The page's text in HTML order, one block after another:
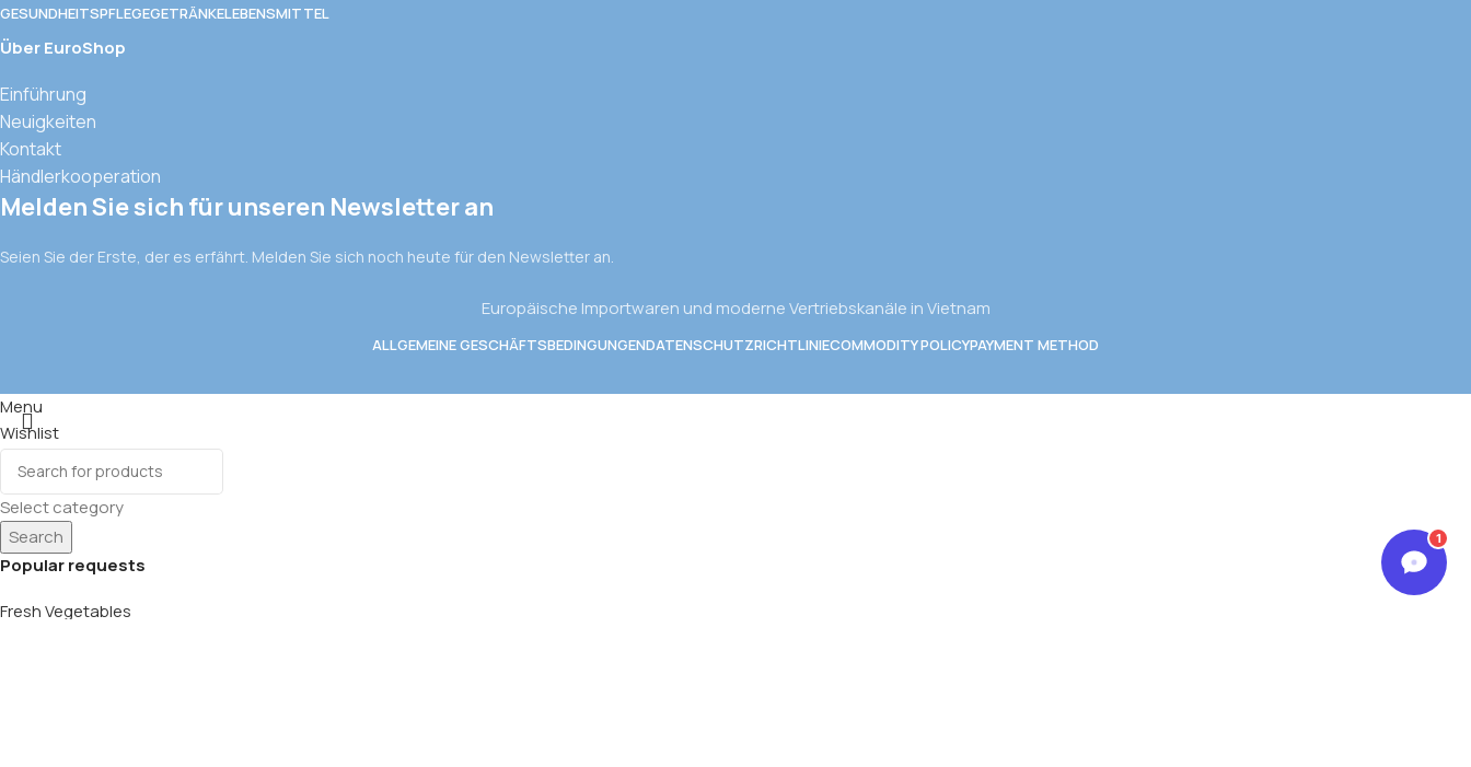
GESUNDHEITSPFLEGEGETRÄNKELEBENSMITTEL
Über EuroShop
Einführung
Neuigkeiten
Kontakt
Händlerkooperation
Melden Sie sich für unseren Newsletter an
Seien Sie der Erste, der es erfährt. Melden Sie sich noch heute für den Newsletter an.
Europäische Importwaren und moderne Vertriebskanäle in Vietnam
ALLGEMEINE GESCHÄFTSBEDINGUNGENDATENSCHUTZRICHTLINIECOMMODITY POLICYPAYMENT METHOD
Select category
Search
Popular requests
Fresh Vegetables
1
Menu
Wishlist
0